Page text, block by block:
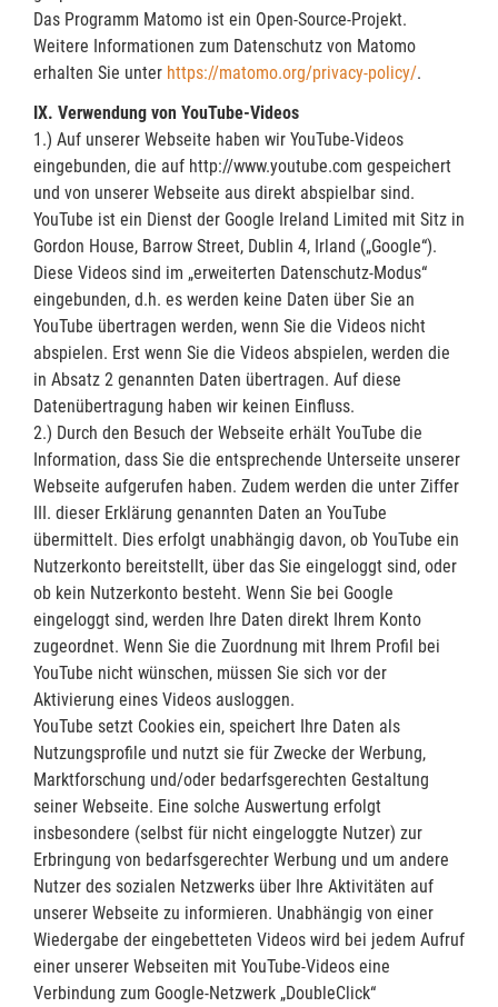
Das Programm Matomo ist ein Open-Source-Projekt.
Weitere Informationen zum Datenschutz von Matomo
erhalten Sie unter https://matomo.org/privacy-policy/.
IX. Verwendung von YouTube-Videos
1.) Auf unserer Webseite haben wir YouTube-Videos
eingebunden, die auf http://www.youtube.com gespeichert
und von unserer Webseite aus direkt abspielbar sind.
YouTube ist ein Dienst der Google Ireland Limited mit Sitz in
Gordon House, Barrow Street, Dublin 4, Irland („Google“).
Diese Videos sind im „erweiterten Datenschutz-Modus“
eingebunden, d.h. es werden keine Daten über Sie an
YouTube übertragen werden, wenn Sie die Videos nicht
abspielen. Erst wenn Sie die Videos abspielen, werden die
in Absatz 2 genannten Daten übertragen. Auf diese
Datenübertragung haben wir keinen Einfluss.
2.) Durch den Besuch der Webseite erhält YouTube die
Information, dass Sie die entsprechende Unterseite unserer
Webseite aufgerufen haben. Zudem werden die unter Ziffer
III. dieser Erklärung genannten Daten an YouTube
übermittelt. Dies erfolgt unabhängig davon, ob YouTube ein
Nutzerkonto bereitstellt, über das Sie eingeloggt sind, oder
ob kein Nutzerkonto besteht. Wenn Sie bei Google
eingeloggt sind, werden Ihre Daten direkt Ihrem Konto
zugeordnet. Wenn Sie die Zuordnung mit Ihrem Profil bei
YouTube nicht wünschen, müssen Sie sich vor der
Aktivierung eines Videos ausloggen.
YouTube setzt Cookies ein, speichert Ihre Daten als
Nutzungsprofile und nutzt sie für Zwecke der Werbung,
Marktforschung und/oder bedarfsgerechten Gestaltung
seiner Webseite. Eine solche Auswertung erfolgt
insbesondere (selbst für nicht eingeloggte Nutzer) zur
Erbringung von bedarfsgerechter Werbung und um andere
Nutzer des sozialen Netzwerks über Ihre Aktivitäten auf
unserer Webseite zu informieren. Unabhängig von einer
Wiedergabe der eingebetteten Videos wird bei jedem Aufruf
einer unserer Webseiten mit YouTube-Videos eine
Verbindung zum Google-Netzwerk „DoubleClick“